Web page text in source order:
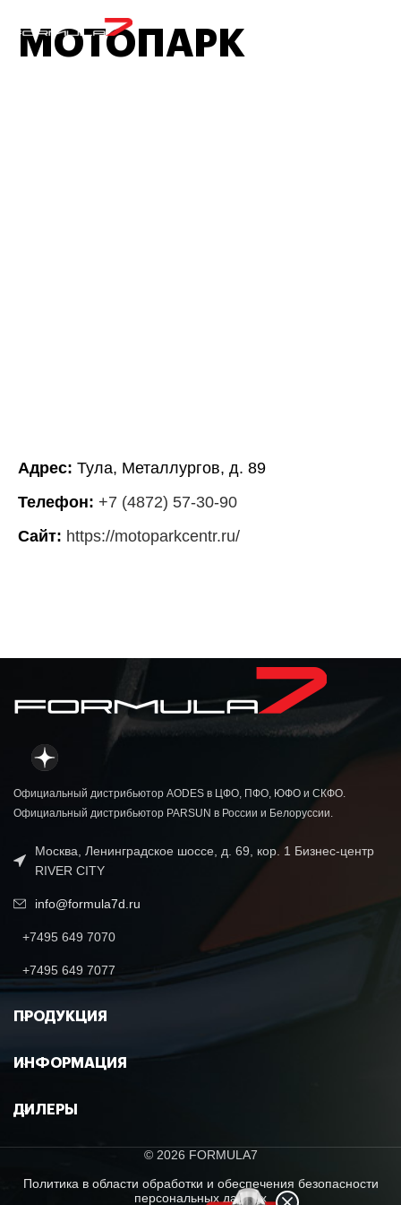
МОТОПАРК
Адрес: Тула, Металлургов, д. 89
Телефон: +7 (4872) 57-30-90
Сайт: https://motoparkcentr.ru/
Официальный дистрибьютор AODES в ЦФО, ПФО, ЮФО и СКФО.
Официальный дистрибьютор PARSUN в России и Белоруссии.
Москва, Ленинградское шоссе, д. 69, кор. 1 Бизнес-центр
RIVER CITY
info@formula7d.ru
+7495 649 7070
+7495 649 7077
ПРОДУКЦИЯ
ИНФОРМАЦИЯ
ДИЛЕРЫ
© 2026 FORMULA7
Политика в области обработки и обеспечения безопасности
персональных данных